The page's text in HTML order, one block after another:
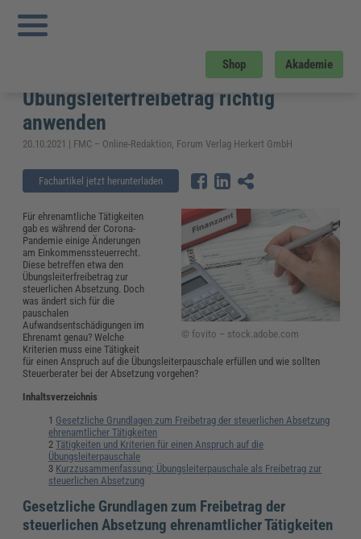
Shop Akademie
Sie sind hier:
Gesetzesgrundlage zum Übungsleiterfreibetrag richtig anwenden
Übungsleiterpauschale:
Gesetzesgrundlage zum
Übungsleiterfreibetrag richtig
anwenden
20.10.2021 | FMC – Online-Redaktion, Forum Verlag Herkert GmbH
Fachartikel jetzt herunterladen
© fovito – stock.adobe.com
Für ehrenamtliche Tätigkeiten
gab es während der Corona-
Pandemie einige Änderungen
am Einkommenssteuerrecht.
Diese betreffen etwa den
Übungsleiterfreibetrag zur
steuerlichen Absetzung. Doch
was ändert sich für die
pauschalen
Aufwandsentschädigungen im
Ehrenamt genau? Welche
Kriterien muss eine Tätigkeit
für einen Anspruch auf die Übungsleiterpauschale erfüllen und wie sollten
Steuerberater bei der Absetzung vorgehen?
Inhaltsverzeichnis
Gesetzliche Grundlagen zum Freibetrag der steuerlichen Absetzung
ehrenamtlicher Tätigkeiten
Tätigkeiten und Kriterien für einen Anspruch auf die
Übungsleiterpauschale
Kurzzusammenfassung: Übungsleiterpauschale als Freibetrag zur
steuerlichen Absetzung
Gesetzliche Grundlagen zum Freibetrag der
steuerlichen Absetzung ehrenamtlicher Tätigkeiten